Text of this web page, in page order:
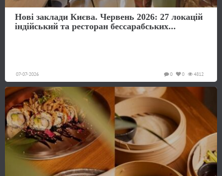
Нові заклади Києва. Червень 2026: 27 локацій
індійський та ресторан бессарабських...
07-07-2026 4812
0
0